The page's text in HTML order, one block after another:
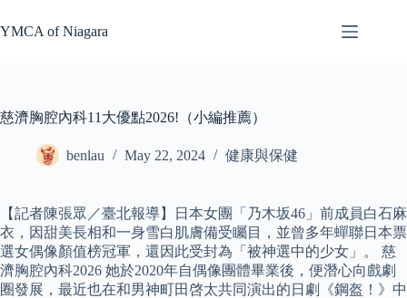
to
content
YMCA of Niagara
慈濟胸腔內科11大優點2026!（小編推薦）
benlau May 22, 2024 健康與保健
【記者陳張眾／臺北報導】日本女團「乃木坂46」前成員白石麻
衣，因甜美長相和一身雪白肌膚備受矚目，並曾多年蟬聯日本票
選女偶像顏值榜冠軍，還因此受封為「被神選中的少女」。 慈
濟胸腔內科2026 她於2020年自偶像團體畢業後，便潛心向戲劇
圈發展，最近也在和男神町田啓太共同演出的日劇《鋼盔！》中